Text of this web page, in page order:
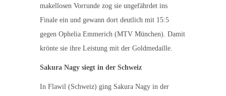
makellosen Vorrunde zog sie ungefährdet ins
Finale ein und gewann dort deutlich mit 15:5
gegen Ophelia Emmerich (MTV München). Damit
krönte sie ihre Leistung mit der Goldmedaille.
Sakura Nagy siegt in der Schweiz
In Flawil (Schweiz) ging Sakura Nagy in der